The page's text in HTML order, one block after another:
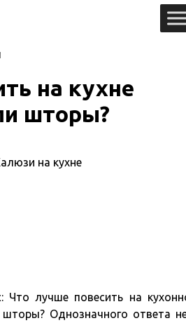
на кухне
шторы?
Что лучше повесить на
Однозначного ответа